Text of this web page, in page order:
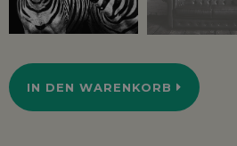
IN DEN WARENKORB